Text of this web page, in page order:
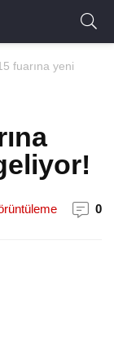
fuarına yeni
0